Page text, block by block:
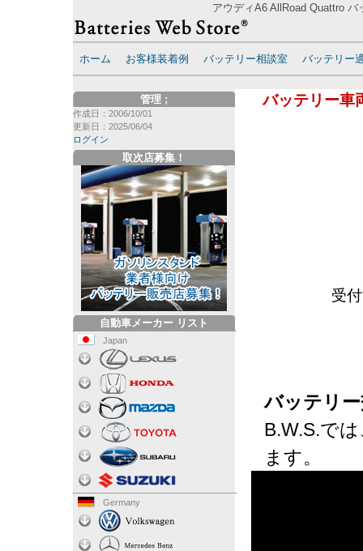
アウディA6 AllRoad Quattro
ホーム お客様装着例 バッテリー相談室 バッテリー
バッテリー車
受
バッテリ
B.W.S.で
ます。
管理
作成日：2006/10/01
更新日：2025/06/04
ログイン
;
取次店募集！
自動車メーカー リスト
Japan
Germany